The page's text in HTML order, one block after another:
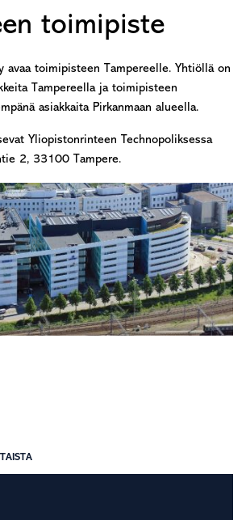
toimipiste
avaa toimipisteen Tampereelle. Yhtiöllä on
Tampereella ja toimipisteen
asiakkaita Pirkanmaan alueella.
Yliopistonrinteen Technopoliksessa
2, 33100 Tampere.